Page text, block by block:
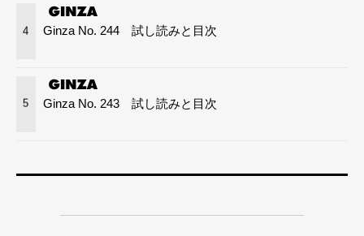
4 Ginza No. 244 試し読みと目次
5 Ginza No. 243 試し読みと目次